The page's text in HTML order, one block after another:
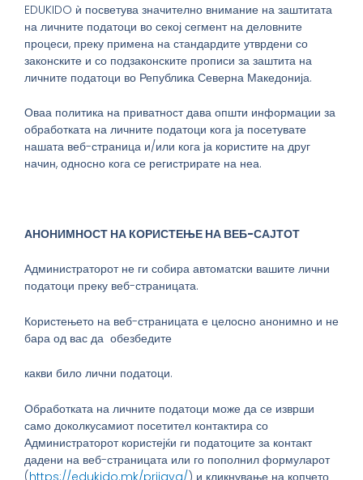
EDUKIDO ѝ посветува значително внимание на заштитата
на личните податоци во секој сегмент на деловните
процеси, преку примена на стандардите утврдени со
законските и со подзаконските прописи за заштита на
личните податоци во Република Северна Македонија.
Оваа политика на приватност дава општи информации за
обработката на личните податоци кога ја посетувате
нашата веб-страница и/или кога ја користите на друг
начин, односно кога се регистрирате на неа.
АНОНИМНОСТ НА КОРИСТЕЊЕ НА ВЕБ-САЈТОТ
Администраторот не ги собира автоматски вашите лични
податоци преку веб-страницата.
Користењето на веб-страницата е целосно анонимно и не
бара од вас да обезбедите
какви било лични податоци.
Обработката на личните податоци може да се изврши
само доколкусамиот посетител контактира со
Администраторот користејќи ги податоците за контакт
дадени на веб-страницата или го пополнил формуларот
(https://edukido.mk/prijava/) и кликнување на копчето